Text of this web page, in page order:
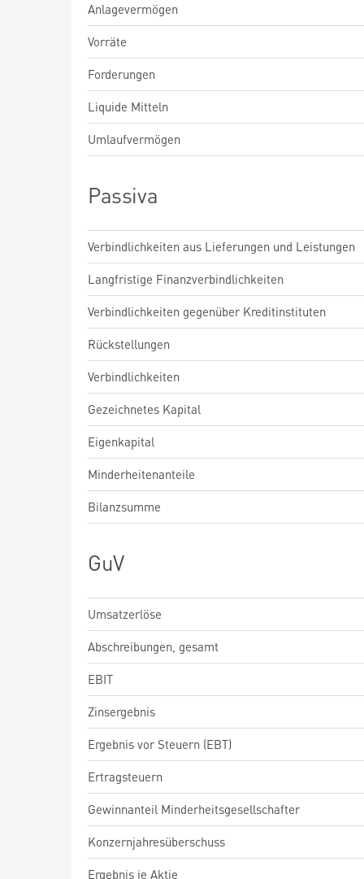
Anlagevermögen
Vorräte
Forderungen
Liquide Mitteln
Umlaufvermögen
Passiva
Verbindlichkeiten aus Lieferungen und Leistungen
Langfristige Finanzverbindlichkeiten
Verbindlichkeiten gegenüber Kreditinstituten
Rückstellungen
Verbindlichkeiten
Gezeichnetes Kapital
Eigenkapital
Minderheitenanteile
Bilanzsumme
GuV
Umsatzerlöse
Abschreibungen, gesamt
EBIT
Zinsergebnis
Ergebnis vor Steuern (EBT)
Ertragsteuern
Gewinnanteil Minderheitsgesellschafter
Konzernjahresüberschuss
Ergebnis je Aktie